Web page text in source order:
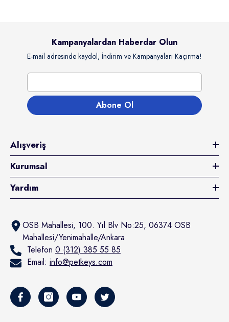
Kampanyalardan Haberdar Olun
E-mail adresinde kaydol, İndirim ve Kampanyaları Kaçırma!
Abone Ol
Alışveriş
Kurumsal
Yardım
OSB Mahallesi, 100. Yıl Blv No:25, 06374 OSB
Mahallesi/Yenimahalle/Ankara
Telefon 0 (312) 385 55 85
Email: info@petkeys.com